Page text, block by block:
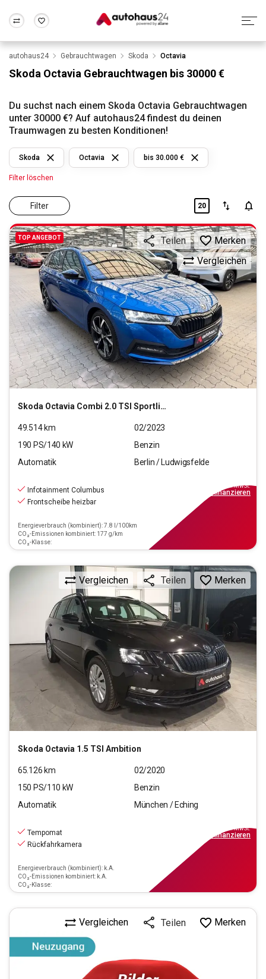
Wir bewerten dein Auto
Alle Fragen & Antworten
Rund um die Inzahlungnahme
Frankfurt Wuppertal
autohaus24 Gebrauchtwagen Skoda Octavia
Skoda Octavia Gebrauchtwagen bis 30000 €
Du suchst nach einem Skoda Octavia Gebrauchtwagen
unter 30000 €? Auf autohaus24 findest du deinen
Traumwagen zu besten Konditionen!
Filter
Skoda Octavia bis 30.000 €
Filter löschen
20
TOP ANGEBOT
Skoda Octavia Combi 2.0 TSI Sportline 4x4 OPF (EURO 6d)
Vergleichen
Teilen Merken
49.514km
02/2023
190 PS/140 kW
Benzin
Automatik
Berlin / Ludwigsfelde
Infotainment Columbus
Frontscheibe heizbar
Energieverbrauch (kombiniert): 7.8 l/100km
CO₂-Emissionen kombiniert: 177 g/km
CO₂-Klasse:
inkl.MwSt.
finanzieren
Skoda Octavia 1.5 TSI Ambition
Vergleichen Teilen Merken
65.126 km
02/2020
150 PS/110 kW
Benzin
Automatik
München / Eching
Tempomat
Rückfahrkamera
Energieverbrauch (kombiniert): k.A.
CO₂-Emissionen kombiniert: k.A.
CO₂-Klasse:
inkl.MwSt.
finanzieren
Vergleichen Teilen Merken